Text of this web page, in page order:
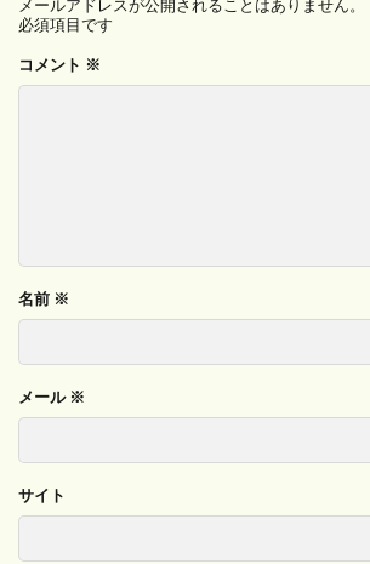
メールアドレスが公開されることはありません。
必須項目です
コメント ※
名前 ※
メール ※
サイト